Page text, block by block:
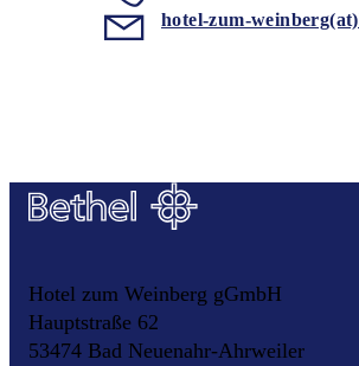
hotel-zum-
Hotel zum Weinberg gGmbH
Hauptstraße 62
53474 Bad Neuenahr-Ahrweiler